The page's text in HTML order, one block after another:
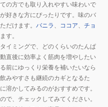
の方でも取り入れやすい味わいで
好きな方にぴったりです。味のバ
だけます。 バニラ 、 ココア、 チョ
す。
イミングで、どのくらいのたんぱ
直後に効率よく筋肉を増やしたい
前にゆっくり栄養を補いたいなら
みやすさも継続のカギとなるた
溶かしてみるのがおすすめです。
で、チェックしてみてください。